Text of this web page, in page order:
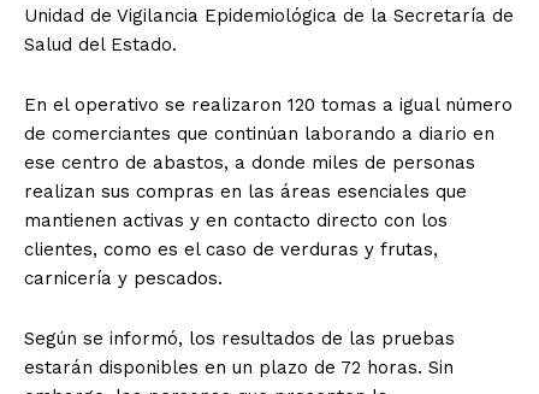
Unidad de Vigilancia Epidemiológica de la Secretaría de
Salud del Estado.
En el operativo se realizaron 120 tomas a igual número
de comerciantes que continúan laborando a diario en
ese centro de abastos, a donde miles de personas
realizan sus compras en las áreas esenciales que
mantienen activas y en contacto directo con los
clientes, como es el caso de verduras y frutas,
carnicería y pescados.
Según se informó, los resultados de las pruebas
estarán disponibles en un plazo de 72 horas. Sin